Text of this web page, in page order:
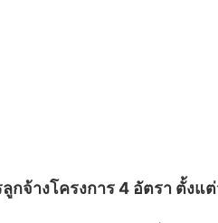
างโครงการ 4 อัตรา ตั้งแ